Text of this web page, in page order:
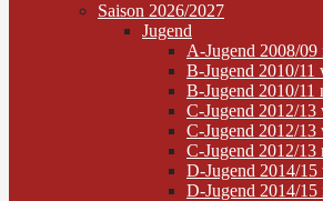
Saison 2026/2027
Jugend
A-Jugend 2008/09
B-Jugend 2010/11
B-Jugend 2010/11
C-Jugend 2012/13
C-Jugend 2012/13
C-Jugend 2012/13
D-Jugend 2014/
D-Jugend 2014/15